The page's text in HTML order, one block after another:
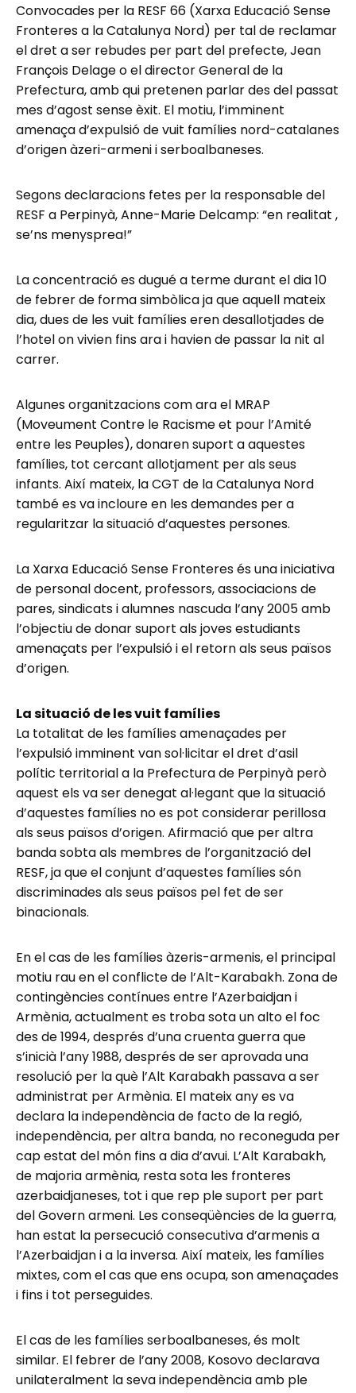
Convocades per la RESF 66 (Xarxa Educació Sense
Fronteres a la Catalunya Nord) per tal de reclamar
el dret a ser rebudes per part del prefecte, Jean
François Delage o el director General de la
Prefectura, amb qui pretenen parlar des del passat
mes d’agost sense èxit. El motiu, l’imminent
amenaça d’expulsió de vuit famílies nord-catalanes
d’origen àzeri-armeni i serboalbaneses.
Segons declaracions fetes per la responsable del
RESF a Perpinyà, Anne-Marie Delcamp: “en realitat ,
se’ns menysprea!”
La concentració es dugué a terme durant el dia 10
de febrer de forma simbòlica ja que aquell mateix
dia, dues de les vuit famílies eren desallotjades de
l’hotel on vivien fins ara i havien de passar la nit al
carrer.
Algunes organitzacions com ara el MRAP
(Moveument Contre le Racisme et pour l’Amité
entre les Peuples), donaren suport a aquestes
famílies, tot cercant allotjament per als seus
infants. Així mateix, la CGT de la Catalunya Nord
també es va incloure en les demandes per a
regularitzar la situació d’aquestes persones.
La Xarxa Educació Sense Fronteres és una iniciativa
de personal docent, professors, associacions de
pares, sindicats i alumnes nascuda l’any 2005 amb
l’objectiu de donar suport als joves estudiants
amenaçats per l’expulsió i el retorn als seus països
d’origen.
La situació de les vuit famílies
La totalitat de les famílies amenaçades per
l’expulsió imminent van sol·licitar el dret d’asil
polític territorial a la Prefectura de Perpinyà però
aquest els va ser denegat al·legant que la situació
d’aquestes famílies no es pot considerar perillosa
als seus països d’origen. Afirmació que per altra
banda sobta als membres de l’organització del
RESF, ja que el conjunt d’aquestes famílies són
discriminades als seus països pel fet de ser
binacionals.
En el cas de les famílies àzeris-armenis, el principal
motiu rau en el conflicte de l’Alt-Karabakh. Zona de
contingències contínues entre l’Azerbaidjan i
Armènia, actualment es troba sota un alto el foc
des de 1994, després d’una cruenta guerra que
s’inicià l’any 1988, després de ser aprovada una
resolució per la què l’Alt Karabakh passava a ser
administrat per Armènia. El mateix any es va
declara la independència de facto de la regió,
independència, per altra banda, no reconeguda per
cap estat del món fins a dia d’avui. L’Alt Karabakh,
de majoria armènia, resta sota les fronteres
azerbaidjaneses, tot i que rep ple suport per part
del Govern armeni. Les conseqüències de la guerra,
han estat la persecució consecutiva d’armenis a
l’Azerbaidjan i a la inversa. Així mateix, les famílies
mixtes, com el cas que ens ocupa, son amenaçades
i fins i tot perseguides.
El cas de les famílies serboalbaneses, és molt
similar. El febrer de l’any 2008, Kosovo declarava
unilateralment la seva independència amb ple